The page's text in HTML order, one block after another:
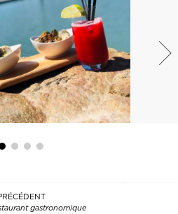
gastronomique